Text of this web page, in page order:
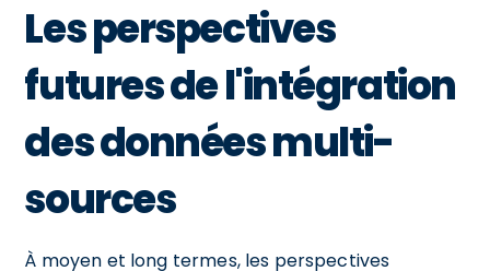
Les perspectives
futures de l'intégration
des données multi-
sources
À moyen et long termes, les perspectives